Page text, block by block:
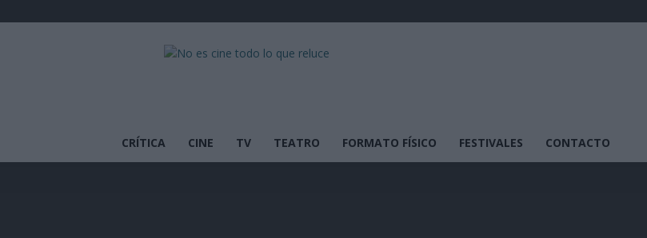
No
que
CRÍTICA CINE TV TEATRO FORMATO FÍSICO FESTIVALES CONTACTO